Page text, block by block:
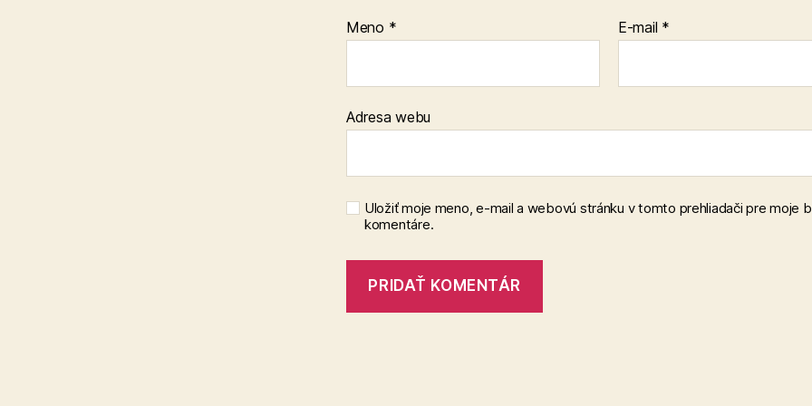
Meno * E-mail *
Adresa webu
Uložiť moje meno, e-mail a webovú stránku v tomto prehliadači pre moje
komentáre.